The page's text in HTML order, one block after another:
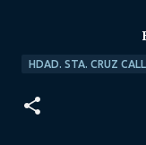
HDAD. STA. CRUZ